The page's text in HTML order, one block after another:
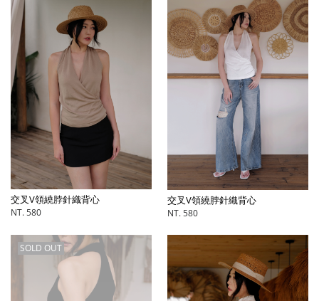
交叉V領繞脖針織背心
NT. 580
交叉V領繞脖針織背心
NT. 580
SOLD OUT